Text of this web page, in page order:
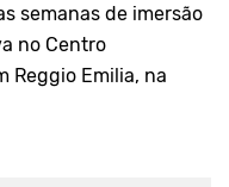
semanas de imersão
no Centro
Reggio Emilia, na